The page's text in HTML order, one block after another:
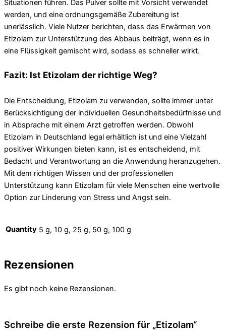
Situationen führen. Das Pulver sollte mit Vorsicht verwendet
werden, und eine ordnungsgemäße Zubereitung ist
unerlässlich. Viele Nutzer berichten, dass das Erwärmen von
Etizolam zur Unterstützung des Abbaus beiträgt, wenn es in
eine Flüssigkeit gemischt wird, sodass es schneller wirkt.
Fazit: Ist Etizolam der richtige Weg?
Die Entscheidung, Etizolam zu verwenden, sollte immer unter
Berücksichtigung der individuellen Gesundheitsbedürfnisse und
in Absprache mit einem Arzt getroffen werden. Obwohl
Etizolam in Deutschland legal erhältlich ist und eine Vielzahl
positiver Wirkungen bieten kann, ist es entscheidend, mit
Bedacht und Verantwortung an die Anwendung heranzugehen.
Mit dem richtigen Wissen und der professionellen
Unterstützung kann Etizolam für viele Menschen eine wertvolle
Option zur Linderung von Stress und Angst sein.
Quantity 5 g, 10 g, 25 g, 50 g, 100 g
Rezensionen
Es gibt noch keine Rezensionen.
Schreibe die erste Rezension für „Etizolam“